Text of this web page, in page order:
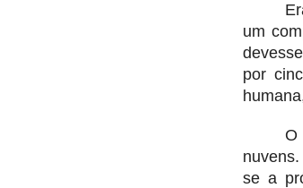
um
por
O
se a